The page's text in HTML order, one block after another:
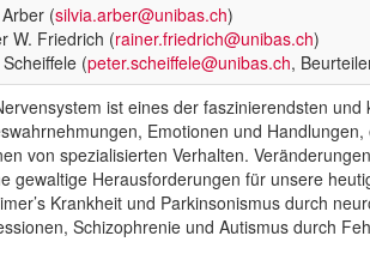
(silvia.arber@unibas.ch)
W. Friedrich (rainer.friedrich@unibas.ch)
(peter.scheiffele@unibas.ch,
ist eines der faszinierendsten
Emotionen und
von spezialisierten Verhalten.
gewaltige Herausforderungen für unsere
Krankheit und Parkinsonismus durch
Schizophrenie und Autismus durch